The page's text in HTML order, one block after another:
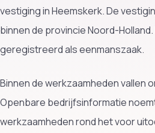
vestiging in Heemskerk. De
binnen de provincie Noord-
geregistreerd als eenmanszaak.
Binnen de werkzaamheden vallen
Openbare bedrijfsinformatie
werkzaamheden rond het voor